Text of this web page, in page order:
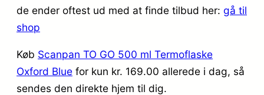
de ender oftest ud med at finde tilbud her: gå til
shop
Køb Scanpan TO GO 500 ml Termoflaske
Oxford Blue for kun kr. 169.00 allerede i dag, så
sendes den direkte hjem til dig.